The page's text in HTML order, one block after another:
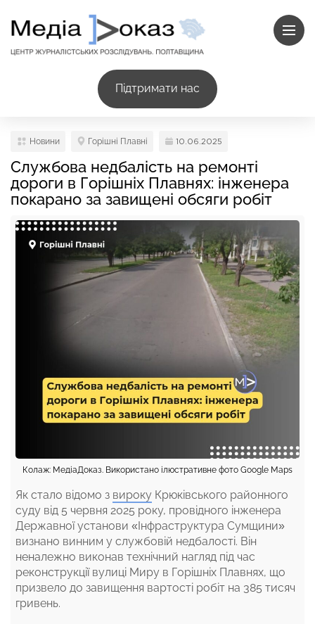
Підтримати нас
Новини Горішні Плавні 10.06.2025
Службова недбалість на ремонті
дороги в Горішніх Плавнях: інженера
покарано за завищені обсяги робіт
Колаж: МедіаДоказ. Використано ілюстративне фото Google Maps
Як стало відомо з вироку Крюківського районного
суду від 5 червня 2025 року, провідного інженера
Державної установи «Інфраструктура Сумщини»
визнано винним у службовій недбалості. Він
неналежно виконав технічний нагляд під час
реконструкції вулиці Миру в Горішніх Плавнях, що
призвело до завищення вартості робіт на 385 тисяч
гривень.